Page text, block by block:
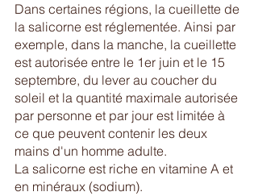
Dans certaines régions, la cueillette de
la salicorne est réglementée. Ainsi par
exemple, dans la manche, la cueillette
est autorisée entre le 1er juin et le 15
septembre, du lever au coucher du
soleil et la quantité maximale autorisée
par personne et par jour est limitée à
ce que peuvent contenir les deux
mains d'un homme adulte.
La salicorne est riche en vitamine A et
en minéraux (sodium).